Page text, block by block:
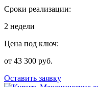
Сроки реализации:
2 недели
Цена под ключ:
от 43 300 руб.
Оставить заявку